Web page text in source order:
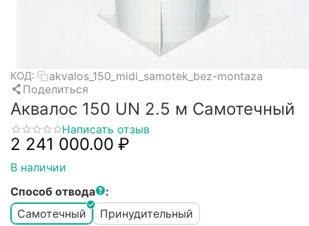
КОД:
akvalos_150_midi_samotek_bez-montaza
Поделиться
Аквалос 150 UN 2.5 м Самотечный
Написать отзыв
2 241 000.00 ₽
В наличии
Способ отвода
:
Самотечный
Принудительный